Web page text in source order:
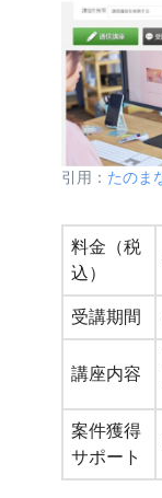
引用： たのま
料金（税
込）
受講期間
講座内容
案件獲得
サポート